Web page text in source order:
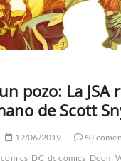
pozo: La JSA
de Scott
19/06/2019
60
comics DC dc comics Doom